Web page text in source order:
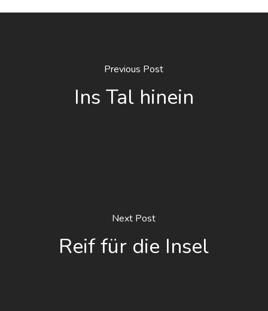
Previous Post
Ins Tal hinein
Next Post
Reif für die Insel